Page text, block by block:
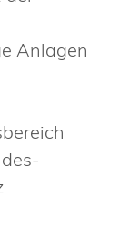
Anlagen